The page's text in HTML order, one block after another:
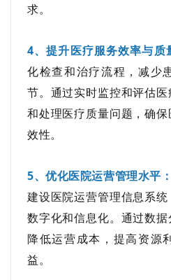
求。
4、提升医疗服务效率与质
化检查和治疗流程，减少
节。通过实时监控和评估
和处理医疗质量问题，确
效性。
5、优化医院运营管理水平 ：
建设医院运营管理信息系
数字化和信息化。通过数据
降低运营成本，提高资源
益。